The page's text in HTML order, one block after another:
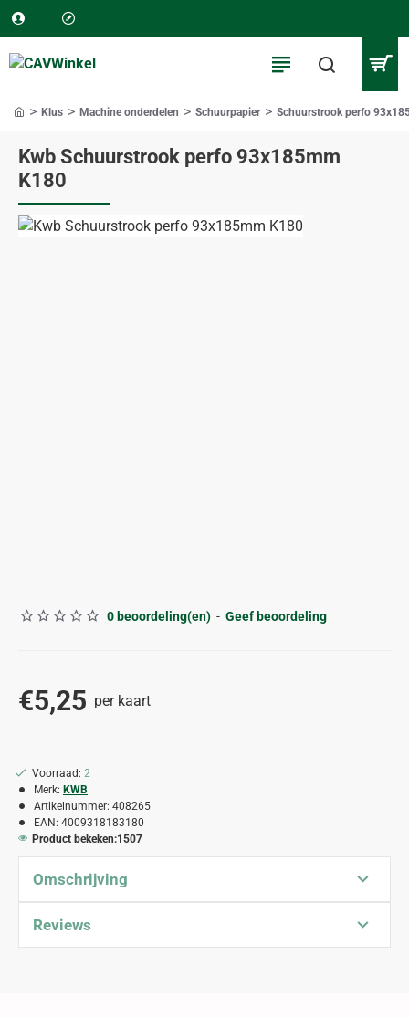
Kwb Schuurstrook perfo 93x185mm
K180
Klus Machine onderdelen Schuurpapier Schuurstrook perfo
0 beoordeling(en) - Geef beoordeling
€5,25 per kaart
Voorraad: 2
Merk: KWB
Artikelnummer: 408265
EAN: 4009318183180
Product bekeken:1507
Omschrijving
Reviews